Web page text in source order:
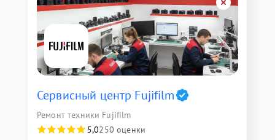
Сервисный центр Fujifilm
Ремонт техники Fujifilm
5,0250 оценки